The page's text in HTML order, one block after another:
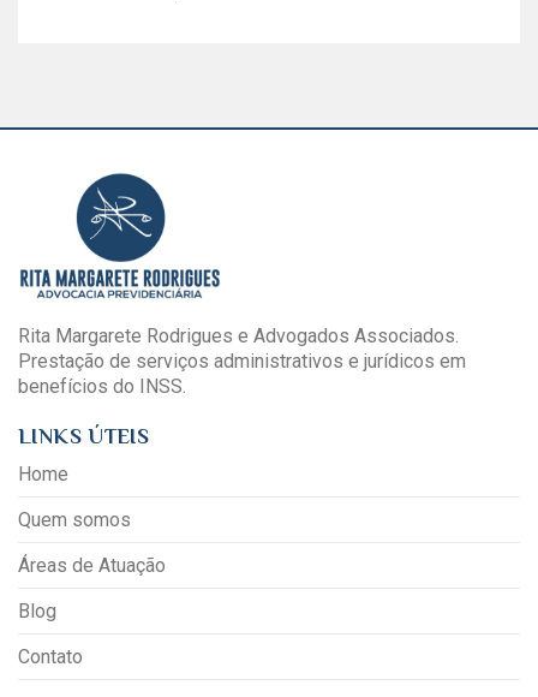
Rita Margarete Rodrigues e Advogados Associados.
Prestação de serviços administrativos e jurídicos em
benefícios do INSS.
LINKS ÚTEIS
Home
Quem somos
Áreas de Atuação
Blog
Contato